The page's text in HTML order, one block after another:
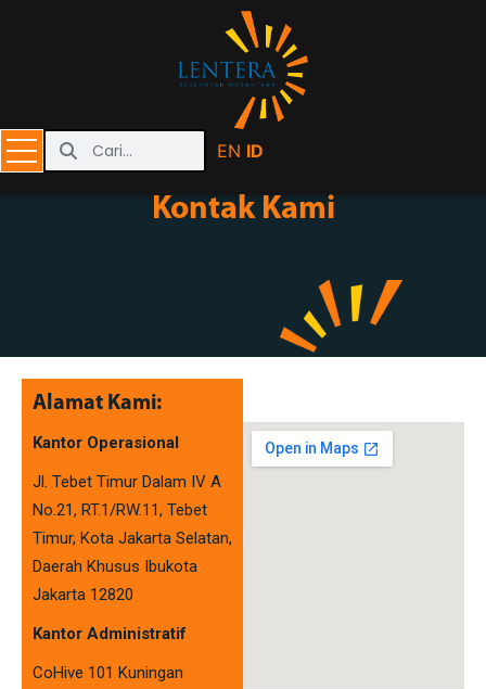
EN ID
Kontak Kami
Alamat Kami:
Kantor Operasional
Jl. Tebet Timur Dalam IV A
No.21, RT.1/RW.11, Tebet
Timur, Kota Jakarta Selatan,
Daerah Khusus Ibukota
Jakarta 12820
Kantor Administratif
CoHive 101 Kuningan